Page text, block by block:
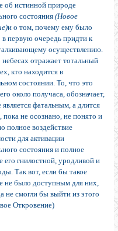
об истинной природе
состояния (Новое
и о том, почему ему было
в первую очередь придти к
осуществлению.
отражает тотальный
кто находится в
состоянии. То, что это
около получаса, обозначает,
фатальным, а длится
пока не осознано, не понято и
полное воздействие
для активации
состояния и полное
его гнилостной, уродливой и
Так вот, если бы такое
не было доступным для них,
не смогли бы выйти из этого
Откровение)